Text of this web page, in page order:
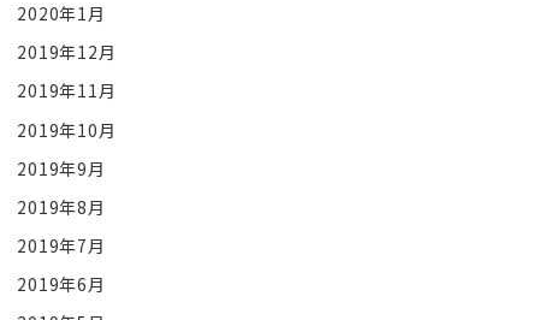
2020年1月
2019年12月
2019年11月
2019年10月
2019年9月
2019年8月
2019年7月
2019年6月